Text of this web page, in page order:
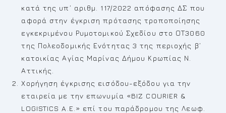
κατά της υπ’ αριθμ. 117/2022 απόφασης ΔΣ που
αφορά στην έγκριση πρότασης τροποποίησης
εγκεκριμένου Ρυμοτομικού Σχεδίου στο ΟΤ3060
της Πολεοδομικής Ενότητας 3 της περιοχής β’
κατοικίας Αγίας Μαρίνας Δήμου Κρωπίας Ν.
Αττικής.
Χορήγηση έγκρισης εισόδου-εξόδου για την
εταιρεία με την επωνυμία «BIZ COURIER &
LOGISTICS A.E.» επί του παράδρομου της Λεωφ.